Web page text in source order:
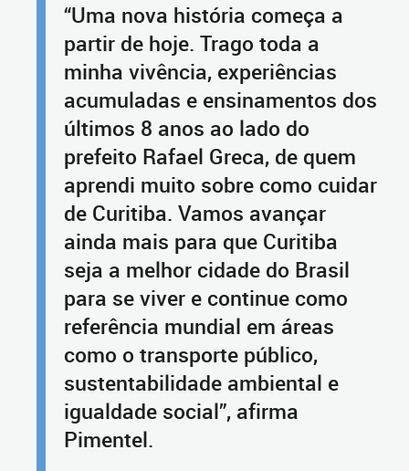
“Uma nova história começa a
partir de hoje. Trago toda a
minha vivência, experiências
acumuladas e ensinamentos dos
últimos 8 anos ao lado do
prefeito Rafael Greca, de quem
aprendi muito sobre como cuidar
de Curitiba. Vamos avançar
ainda mais para que Curitiba
seja a melhor cidade do Brasil
para se viver e continue como
referência mundial em áreas
como o transporte público,
sustentabilidade ambiental e
igualdade social”, afirma
Pimentel.